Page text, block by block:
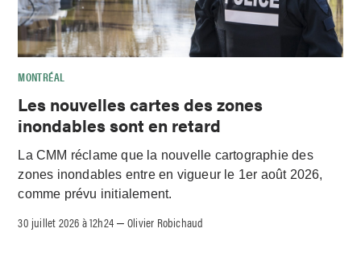
MONTRÉAL
Les nouvelles cartes des zones
inondables sont en retard
La CMM réclame que la nouvelle cartographie des
zones inondables entre en vigueur le 1er août 2026,
comme prévu initialement.
30 juillet 2026 à 12h24 –Olivier Robichaud